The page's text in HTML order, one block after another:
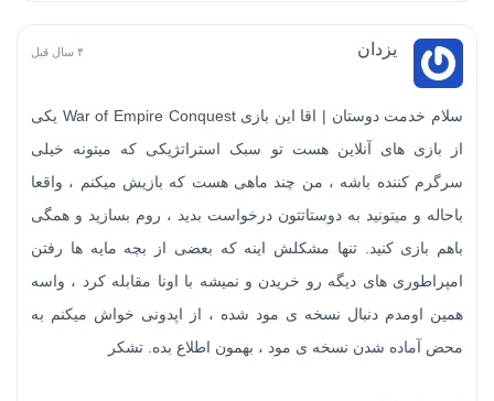
یزدان ۴ سال قبل
سلام خدمت دوستان | اقا این بازی War of Empire Conquest یکی
از بازی های آنلاین هست تو سبک استراتژیکی که میتونه خیلی
سرگرم کننده باشه ، من چند ماهی هست که بازیش میکنم ، واقعا
باحاله و میتونید به دوستاتتون درخواست بدید ، روم بسازید و همگی
باهم بازی کنید. تنها مشکلش اینه که بعضی از بچه مایه ها رفتن
امپراطوری های دیگه رو خریدن و نمیشه با اونا مقابله کرد ، واسه
همین اومدم دنبال نسخه ی مود شده ، از اپدونی خواش میکنم به
محض آماده شدن نسخه ی مود ، بهمون اطلاع بده. تشکر